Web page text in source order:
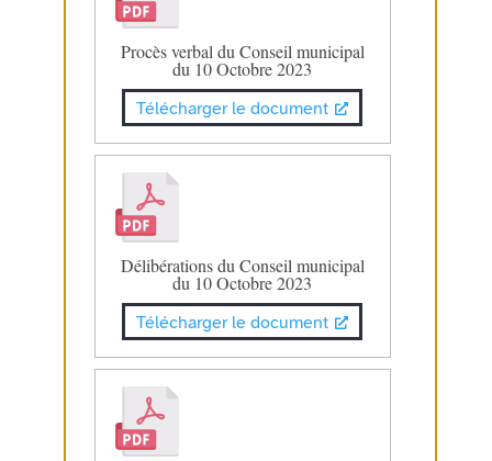
Procès verbal du Conseil municipal
du 10 Octobre 2023
Télécharger le document
Délibérations du Conseil municipal
du 10 Octobre 2023
Télécharger le document